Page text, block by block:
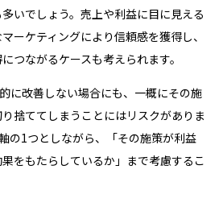
いでしょう。売上や利益に目に見える
ーケティングにより信頼感を獲得し、
つながるケースも考えられます。
に改善しない場合にも、一概にその施
捨ててしまうことにはリスクがありま
の1つとしながら、「その施策が利益
をもたらしているか」まで考慮するこ